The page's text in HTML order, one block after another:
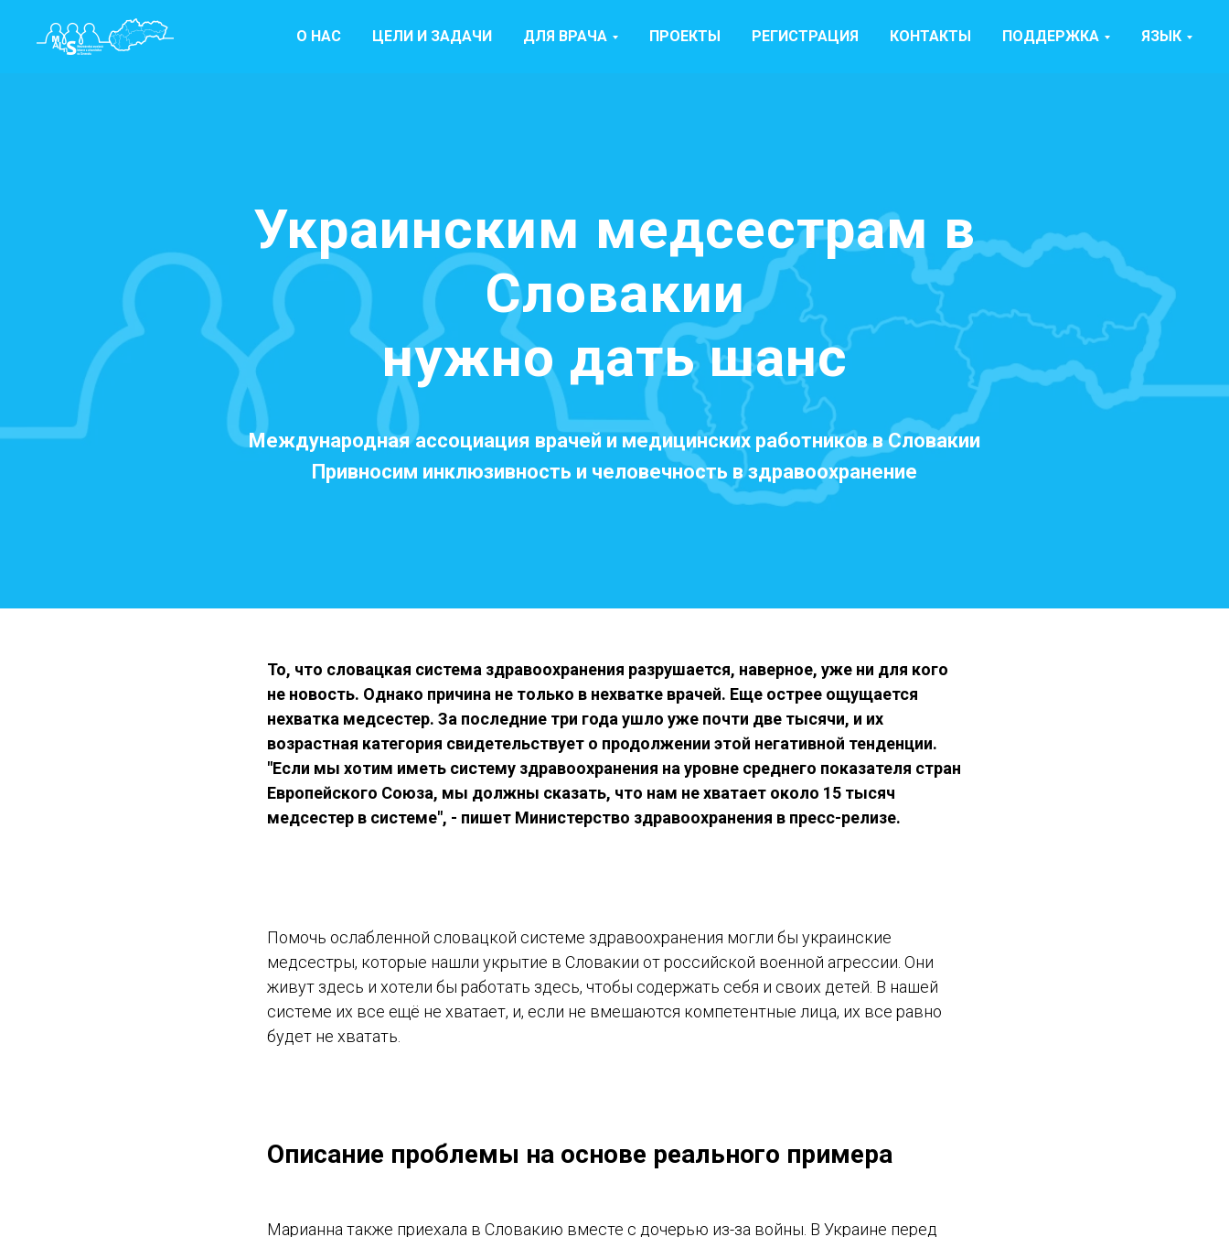
О НАС ЦЕЛИ И ЗАДАЧИ ДЛЯ ВРАЧА ПРОЕКТЫ РЕГИСТРАЦИЯ КОНТАКТЫ ПОДДЕРЖКА ЯЗЫК
Украинским медсестрам в
Словакии
нужно дать шанс
Международная ассоциация врачей и медицинских работников в Словакии
Привносим инклюзивность и человечность в здравоохранение
То, что словацкая система здравоохранения разрушается, наверное, уже ни для кого
не новость. Однако причина не только в нехватке врачей. Еще острее ощущается
нехватка медсестер. За последние три года ушло уже почти две тысячи, и их
возрастная категория свидетельствует о продолжении этой негативной тенденции.
"Если мы хотим иметь систему здравоохранения на уровне среднего показателя стран
Европейского Союза, мы должны сказать, что нам не хватает около 15 тысяч
медсестер в системе", - пишет Министерство здравоохранения в пресс-релизе.
Помочь ослабленной словацкой системе здравоохранения могли бы украинские
медсестры, которые нашли укрытие в Словакии от российской военной агрессии. Они
живут здесь и хотели бы работать здесь, чтобы содержать себя и своих детей. В нашей
системе их все ещё не хватает, и, если не вмешаются компетентные лица, их все равно
будет не хватать.
Описание проблемы на основе реального примера
Марианна также приехала в Словакию вместе с дочерью из-за войны. В Украине перед